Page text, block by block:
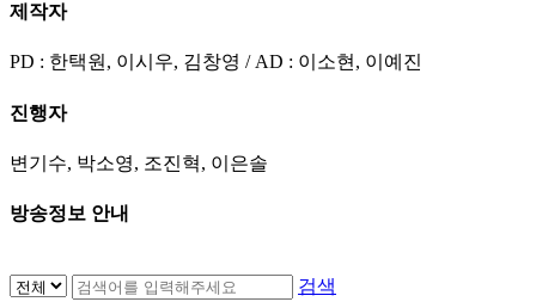
제작자
PD : 한택원, 이시우, 김창영 / AD : 이소현, 이예진
진행자
변기수, 박소영, 조진혁, 이은솔
방송정보 안내
검색